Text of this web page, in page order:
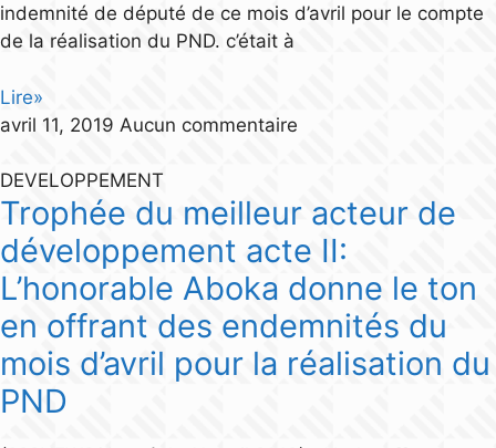
indemnité de député de ce mois d’avril pour le compte
de la réalisation du PND. c’était à
Lire»
avril 11, 2019 Aucun commentaire
DEVELOPPEMENT
Trophée du meilleur acteur de
développement acte II:
L’honorable Aboka donne le ton
en offrant des endemnités du
mois d’avril pour la réalisation du
PND